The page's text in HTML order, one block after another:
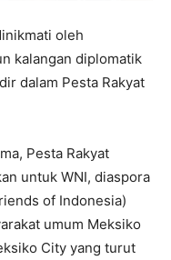
oleh
kalangan diplomatik
dalam Pesta Rakyat
Pesta Rakyat
untuk WNI, diaspora
of Indonesia)
umum Meksiko
City yang turut